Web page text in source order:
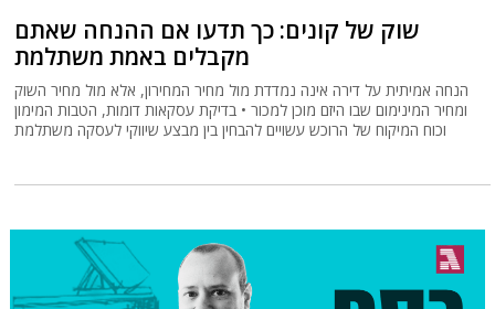
שוק של קונים: כך תדעו אם ההנחה שאתם
מקבלים באמת משתלמת
הנחה אמיתית על דירה אינה נמדדת מול מחיר המחירון, אלא מול מחיר השוק
ומחיר המינימום שבו היזם מוכן למכור • בדיקת עסקאות דומות, הטבות המימון
וכוח המיקוח של הרוכש עשויים להבחין בין מבצע שיווקי לעסקה משתלמת